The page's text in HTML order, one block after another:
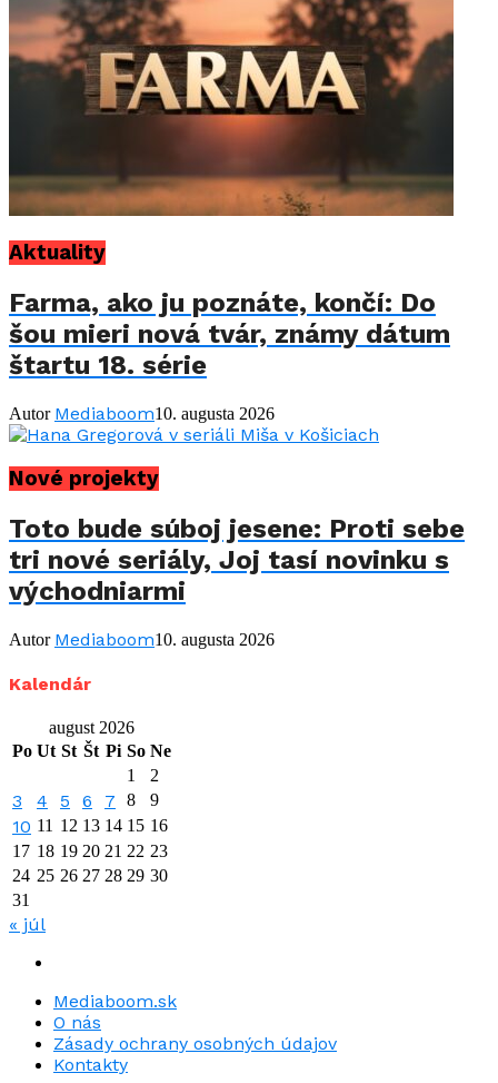
Aktuality
Farma, ako ju poznáte, končí: Do
šou mieri nová tvár, známy dátum
štartu 18. série
Autor Mediaboom10. augusta 2026
Nové projekty
Toto bude súboj jesene: Proti sebe
tri nové seriály, Joj tasí novinku s
východniarmi
Autor Mediaboom10. augusta 2026
Kalendár
august 2026
Po Ut St Št Pi So Ne
1
2
3 4 5 6 7 8 9
10 11 12 13 14 15 16
17 18 19 20 21 22 23
24 25 26 27 28 29 30
31
« júl
Mediaboom.sk
O nás
Zásady ochrany osobných údajov
Kontakty